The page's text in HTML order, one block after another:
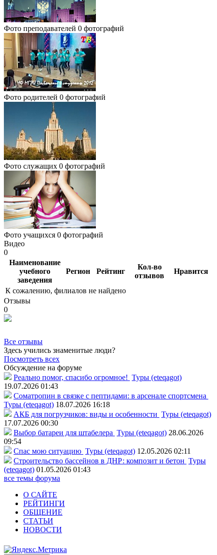
Фото преподавателей 0 фотографий
Фото родителей 0 фотографий
Фото служащих 0 фотографий
Фото учащихся 0 фотографий
Видео
0
Наименование
учебного
заведения
Регион Рейтинг
Кол-во
отзывов
Нравится
К сожалению, филиалов не найдено
Отзывы
0
Все отзывы
Здесь учились знаменитые люди?
Посмотреть всех
Обсуждение на форуме
Реально помог, спасибо огромное! Туры (eteqagot)
19.07.2026 01:43
Соматропин в связке с пептидами: в арсенале спортсмена
Туры (eteqagot) 18.07.2026 16:18
АКБ для погрузчиков: виды и особенности Туры (eteqagot)
17.07.2026 00:30
Выбор батареи для штабелера Туры (eteqagot) 28.06.2026
09:54
Спас мою ситуацию Туры (eteqagot) 12.05.2026 02:11
Строительство бассейнов в ДНР: композит и бетон Туры
(eteqagot) 01.05.2026 01:43
все темы форума
О САЙТЕ
РЕЙТИНГИ
ОБЩЕНИЕ
СТАТЬИ
НОВОСТИ